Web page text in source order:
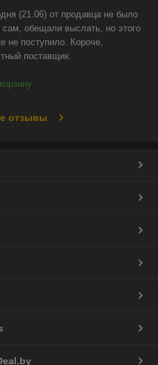
(21.06) от продавца не было
обещали выслать, но этого
не поступило. Короче,
поставщик.
отзывы